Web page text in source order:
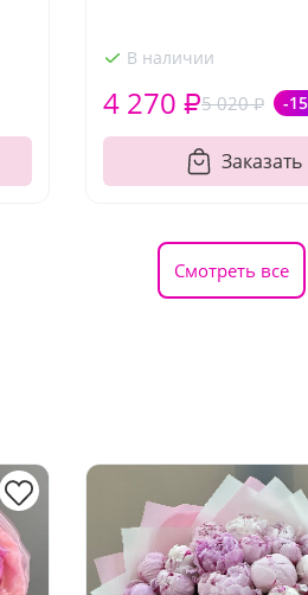
В наличии
5 020 ₽ -
4 270 ₽
Заказать
Смотреть все